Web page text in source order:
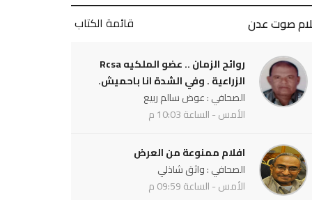
صوت عدن قائمة الكتاب
روائح الزمان .. عضو الملكيه Rcsa
الزراعية . وفي الشدة انا باحميش.
الصحافي : عوض سالم ربيع
الأمس - الساعة 10:03 م
افلام ممنوعة من العرض
الصحافي : واثق شاذلي
الأمس - الساعة 09:59 م